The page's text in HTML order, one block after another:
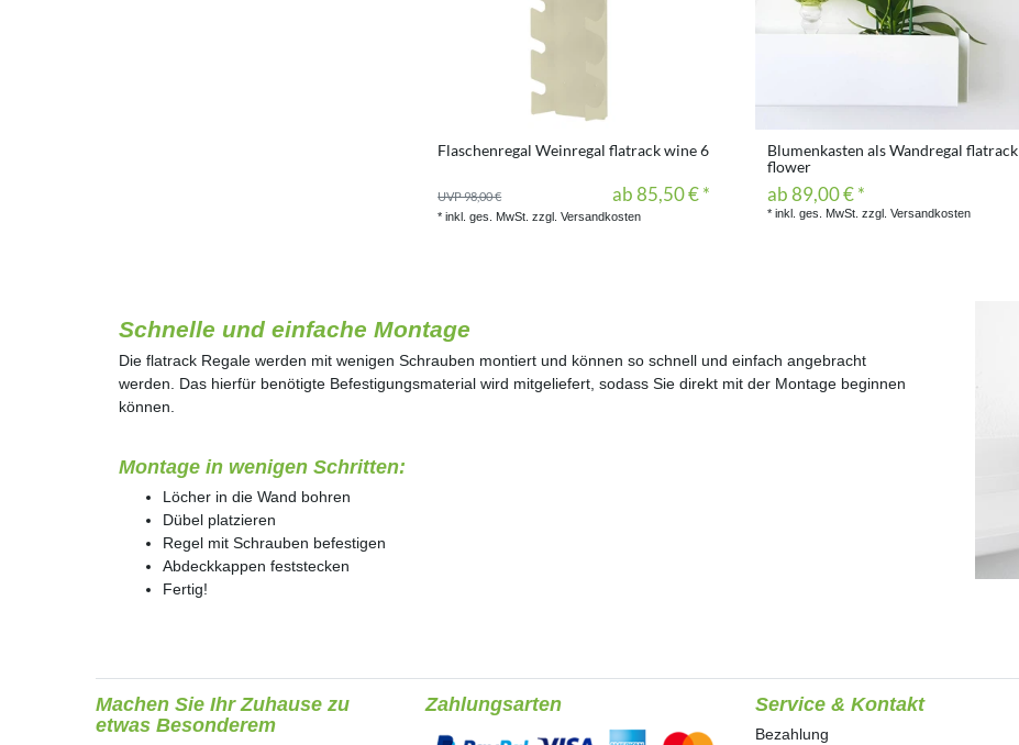
Flaschenregal Weinregal flatrack wine 6
UVP 98,00 € ab 85,50 € *
*inkl. ges. MwSt. zzgl.Versandkosten
Blumenkasten als Wandregal flatrack
flower
ab 89,00 € *
*inkl. ges. MwSt. zzgl.Versandkosten
Schnelle und einfache Montage
Die flatrack Regale werden mit wenigen Schrauben montiert und können so schnell und einfach angebracht
werden. Das hierfür benötigte Befestigungsmaterial wird mitgeliefert, sodass Sie direkt mit der Montage beginnen
können.
Montage in wenigen Schritten:
Löcher in die Wand bohren
Dübel platzieren
Regel mit Schrauben befestigen
Abdeckkappen feststecken
Fertig!
Machen Sie Ihr Zuhause zu
etwas Besonderem
Zahlungsarten Service & Kontakt
Bezahlung